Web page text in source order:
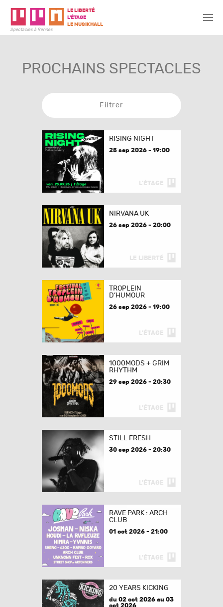
PROCHAINS SPECTACLES
Filtrer
RISING NIGHT
25 sep 2026 - 19:00
L'ÉTAGE
NIRVANA UK
26 sep 2026 - 20:00
LE LIBERTÉ
TROPLEIN
D’HUMOUR
26 sep 2026 - 19:00
L'ÉTAGE
1000MODS + GRIM
RHYTHM
29 sep 2026 - 20:30
L'ÉTAGE
STILL FRESH
30 sep 2026 - 20:30
L'ÉTAGE
RAVE PARK : ARCH
CLUB
01 oct 2026 - 21:00
L'ÉTAGE
20 YEARS KICKING
du 02 oct 2026 au 03
oct 2026
LE LIBERTÉ
L'ÉTAGE
LE MUSIKHALL
Spectacles à Rennes